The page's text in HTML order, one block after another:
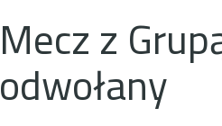
Mecz z
odwołany